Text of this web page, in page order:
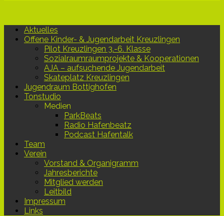
Aktuelles
Offene Kinder- & Jugendarbeit Kreuzlingen
Pilot Kreuzlingen 3.-6. Klasse
Sozialraumraumprojekte & Kooperationen
AJA – aufsuchende Jugendarbeit
Skateplatz Kreuzlingen
Jugendraum Bottighofen
Tonstudio
Medien
ParkBeats
Radio Hafenbeatz
Podcast Hafentalk
Team
Verein
Vorstand & Organigramm
Jahresberichte
Mitglied werden
Leitbild
Impressum
Links